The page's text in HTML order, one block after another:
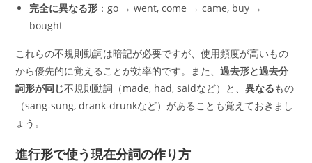
完全に異なる形 ：go → went, come → came, buy →
bought
これらの不規則動詞は暗記が必要ですが、使用頻度が高いもの
から優先的に覚えることが効率的です。また、過去形と過去分
詞形が同じ不規則動詞（made, had, saidなど）と、異なるもの
（sang-sung, drank-drunkなど）があることも覚えておきまし
ょう。
進行形で使う現在分詞の作り方